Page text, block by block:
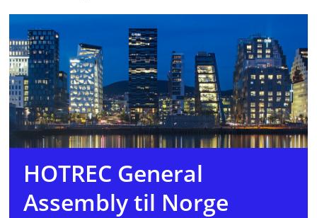
HOTREC General
Assembly til Norge